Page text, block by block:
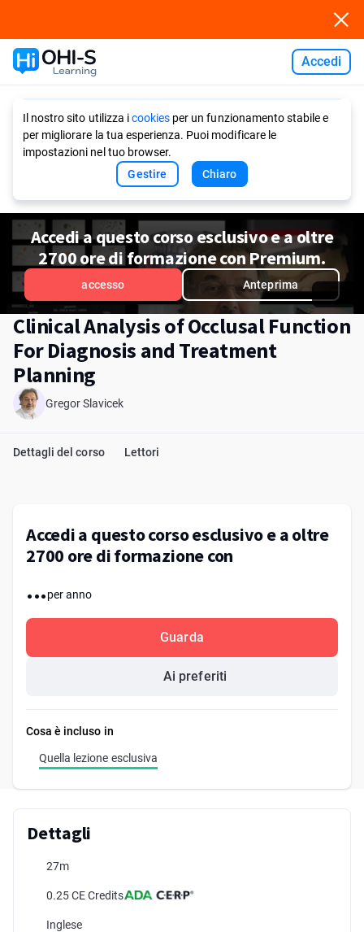
Accedi
Il nostro sito utilizza icookies per un funzionamento stabile e
per migliorare la tua esperienza. Puoi modificare le
impostazioni nel tuo browser.
Gestire
Chiaro
Accedi a questo corso esclusivo e a oltre
2700 ore di formazione con Premium.
accesso Anteprima
Clinical Analysis of Occlusal Function
For Diagnosis and Treatment
Planning
Gregor Slavicek
Dettagli del corso Lettori
Accedi a questo corso esclusivo e a oltre
2700 ore di formazione con
...per anno
Guarda
Ai preferiti
Cosa è incluso in
Quella lezione esclusiva
Dettagli
27m
0.25 CE Credits
Inglese